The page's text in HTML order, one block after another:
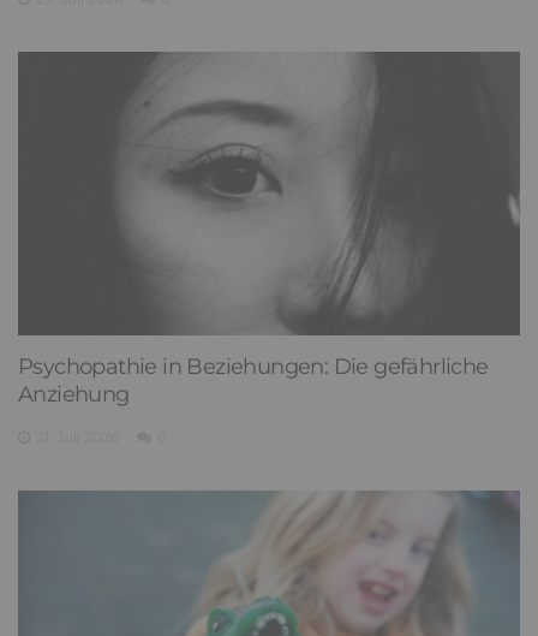
Psychopathie in Beziehungen: Die gefährliche
Anziehung